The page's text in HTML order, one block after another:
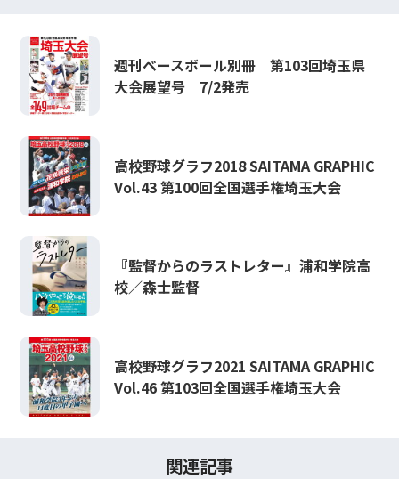
週刊ベースボール別冊 第103回埼玉県
大会展望号 7/2発売
高校野球グラフ2018 SAITAMA GRAPHIC
Vol.43 第100回全国選手権埼玉大会
『監督からのラストレター』浦和学院高
校／森士監督
高校野球グラフ2021 SAITAMA GRAPHIC
Vol.46 第103回全国選手権埼玉大会
関連記事